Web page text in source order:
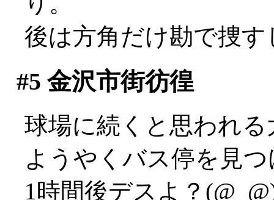
後は方角だけ勘で捜
#5 金沢市街彷徨
球場に続くと思われ
ようやくバス停を見
1時間後デスよ？